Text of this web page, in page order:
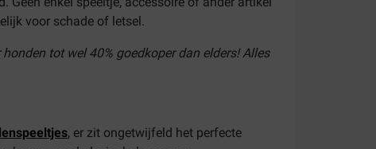
voor schade of letsel.
tot wel 40% goedkoper dan elders! Alles
, er zit ongetwijfeld het perfecte